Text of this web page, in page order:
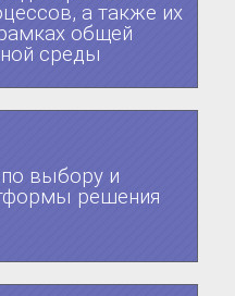
а также их
общей
среды
выбору и
решения